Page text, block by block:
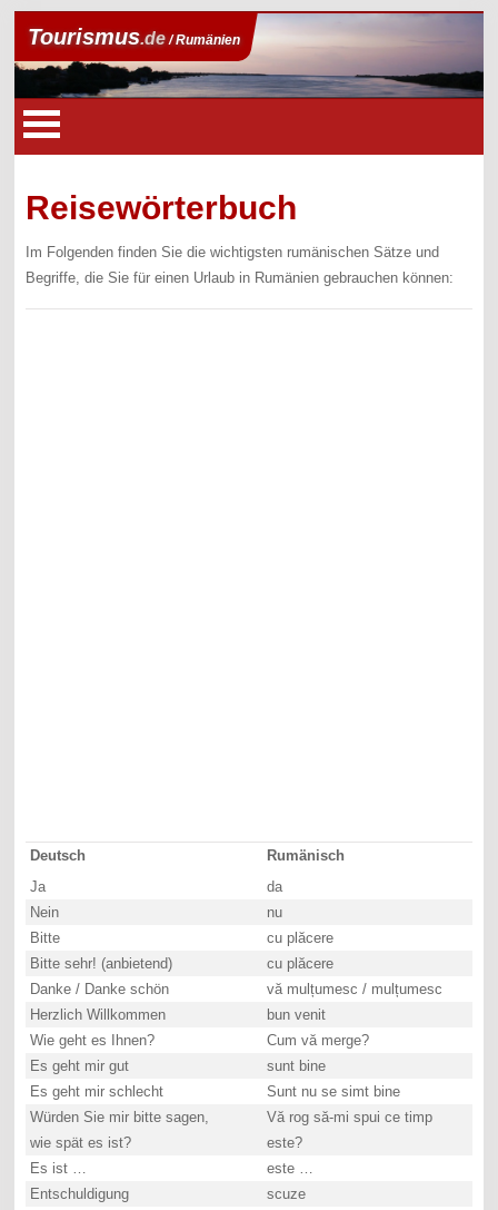
Tourismus.de/ Rumänien
Reisewörterbuch
Im Folgenden finden Sie die wichtigsten rumänischen Sätze und
Begriffe, die Sie für einen Urlaub in Rumänien gebrauchen können:
Deutsch
Rumänisch
Ja
da
Nein
nu
Bitte
cu plăcere
Bitte sehr! (anbietend)
cu plăcere
Danke / Danke schön
vă mulțumesc / mulțumesc
Herzlich Willkommen
bun venit
Wie geht es Ihnen?
Cum vă merge?
Es geht mir gut
sunt bine
Es geht mir schlecht
Sunt nu se simt bine
Würden Sie mir bitte sagen,
wie spät es ist?
Vă rog să-mi spui ce timp
este?
Es ist …
este …
Entschuldigung
scuze